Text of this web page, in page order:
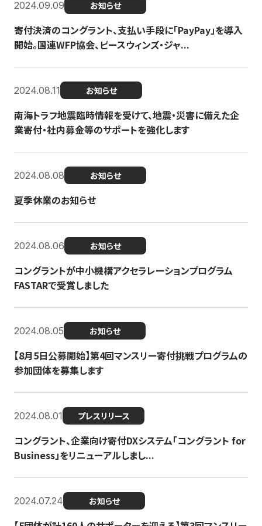
2024.09.09 お知らせ
寄付決済のコングラント、支払い手段に「PayPay」を導入
開始。国連WFP協会、ピースウィンズ・ジャ...
2024.08.11 お知らせ
南海トラフ地震臨時情報を受けて、地震・災害に備えた企
業寄付・社内募金等のサポートを強化します
2024.08.08 お知らせ
夏季休業のお知らせ
2024.08.06 お知らせ
コングラントが中小機構アクセラレーションプログラム
FASTARで受賞しました
2024.08.05 お知らせ
【8月5日公募開始】第4回マンスリー寄付挑戦プログラムの
参加団体を募集します
2024.08.01 プレスリリース
コングラント、企業向け寄付DXシステム「コングラント for
Business」をリニューアルしまし...
2024.07.24 お知らせ